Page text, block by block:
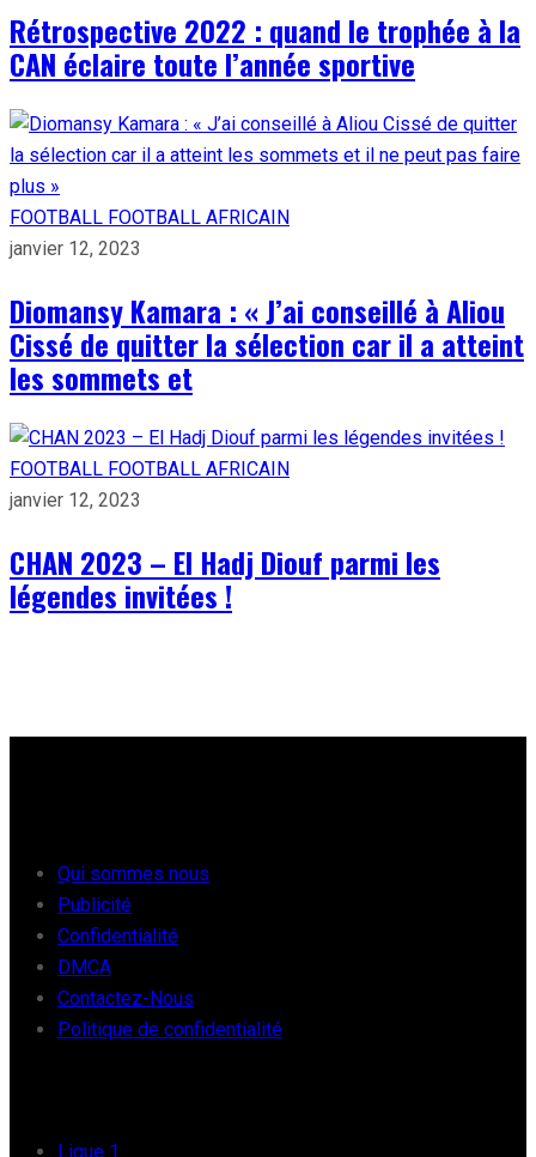
Rétrospective 2022 : quand le trophée à la
CAN éclaire toute l’année sportive
FOOTBALL FOOTBALL AFRICAIN
janvier 12, 2023
Diomansy Kamara : « J’ai conseillé à Aliou
Cissé de quitter la sélection car il a atteint
les sommets et
FOOTBALL FOOTBALL AFRICAIN
janvier 12, 2023
CHAN 2023 – El Hadj Diouf parmi les
légendes invitées !
Qui sommes nous
Publicité
Confidentialité
DMCA
Contactez-Nous
Politique de confidentialité
Ligue 1